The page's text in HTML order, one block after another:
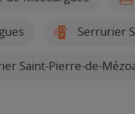
Serrurier
Saint-Pierre-de-